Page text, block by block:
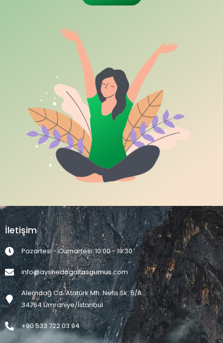
İletişim
Pazartesi - Cumartesi: 10:00 - 19:30
info@ayshedogaltasgumus.com
Alemdağ Cd. Atatürk Mh. Nefis Sk. 5/A
34764 Ümraniye/İstanbul
+90 533 722 03 94